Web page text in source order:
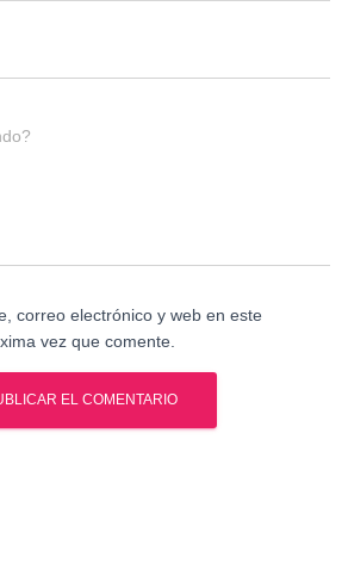
correo electrónico y web en este
vez que comente.